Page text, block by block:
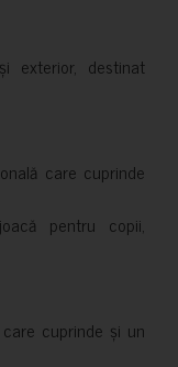
exterior, destinat
care cuprinde
pentru copii,
cuprinde și un